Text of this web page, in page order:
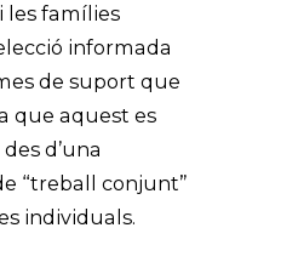
les famílies
informada
de suport que
que aquest es
d’una
“treball conjunt”
individuals.